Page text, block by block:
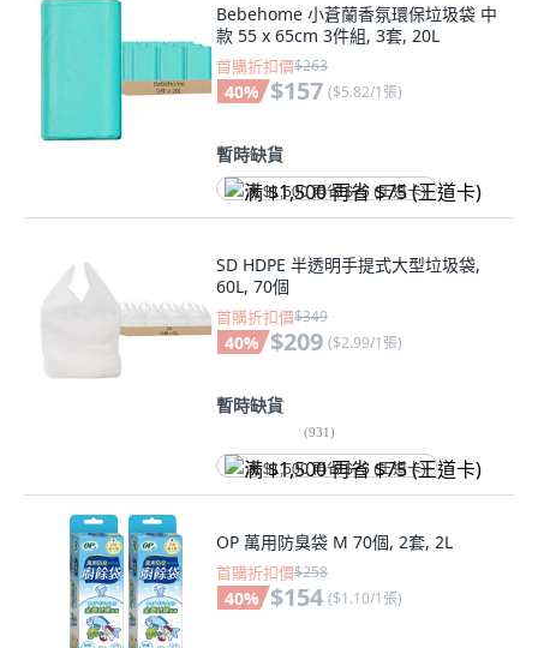
Bebehome 小蒼蘭香氛環保垃圾袋 中
款 55 x 65cm 3件組, 3套, 20L
首購折扣價$263
40% $157 ($5.82/1張)
暫時缺貨
满 $1,500 再省 $75 (王道卡)
SD HDPE 半透明手提式大型垃圾袋,
60L, 70個
首購折扣價$349
40% $209 ($2.99/1張)
暫時缺貨
(931)
满 $1,500 再省 $75 (王道卡)
OP 萬用防臭袋 M 70個, 2套, 2L
首購折扣價$258
40% $154 ($1.10/1張)